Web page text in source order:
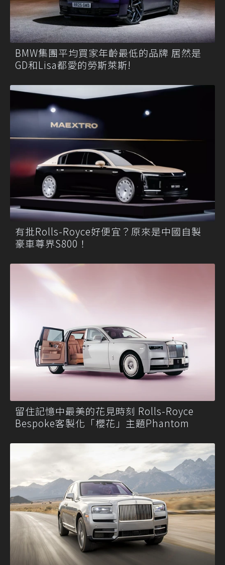
BMW集團平均買家年齡最低的品牌 居然是
GD和Lisa都愛的勞斯萊斯!
有批Rolls-Royce好便宜？原來是中國自製
豪車尊界S800！
留住記憶中最美的花見時刻 Rolls-Royce
Bespoke客製化「櫻花」主題Phantom